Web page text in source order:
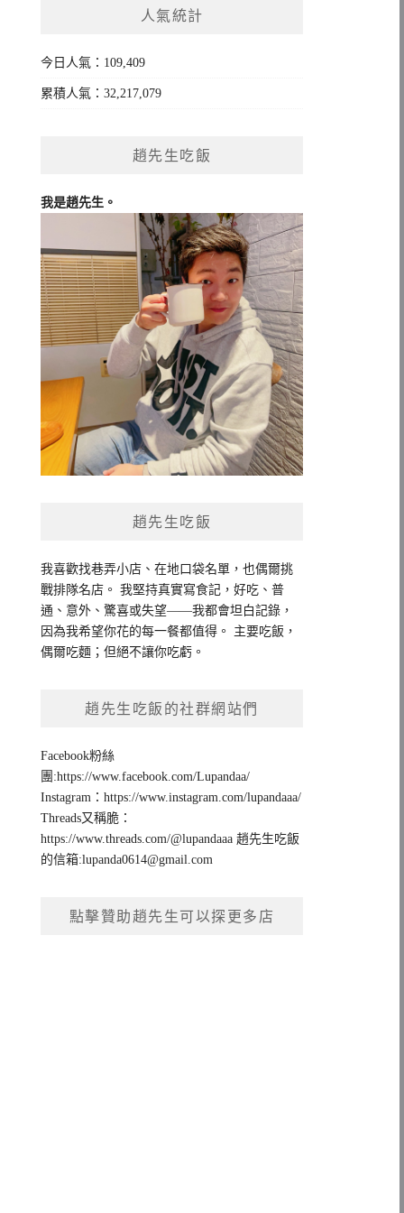
人氣統計
今日人氣：109,409
累積人氣：32,217,079
趙先生吃飯
我是趙先生。
趙先生吃飯
我喜歡找巷弄小店、在地口袋名單，也偶爾挑
戰排隊名店。 我堅持真實寫食記，好吃、普
通、意外、驚喜或失望——我都會坦白記錄，
因為我希望你花的每一餐都值得。 主要吃飯，
偶爾吃麵；但絕不讓你吃虧。
趙先生吃飯的社群網站們
Facebook粉絲
團:https://www.facebook.com/Lupandaa/
Instagram：https://www.instagram.com/lupandaaa/
Threads又稱脆：
https://www.threads.com/@lupandaaa 趙先生吃飯
的信箱:lupanda0614@gmail.com
點擊贊助趙先生可以探更多店